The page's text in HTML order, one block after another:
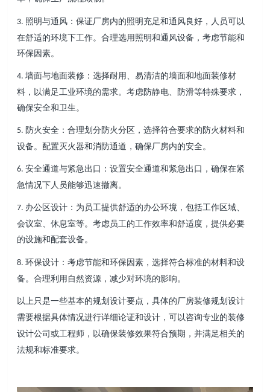
3. 照明与通风：保证厂房内的照明充足和通风良好，人员可以
在舒适的环境下工作。合理选用照明和通风设备，考虑节能和
环保因素。
4.墙面与地面装修：选择耐用、易清洁的墙面和地面装修材
料，以满足工业环境的需求。考虑防静电、防滑等特殊要求，
确保安全和卫生。
5. 防火安全：合理划分防火分区，选择符合要求的防火材料和
设备。配置灭火器和消防通道，确保厂房内的安全。
6.安全通道与紧急出口：设置安全通道和紧急出口，确保在紧
急情况下人员能够迅速撤离。
7. 办公区设计：为员工提供舒适的办公环境，包括工作区域、
会议室、休息室等。考虑员工的工作效率和舒适度，提供必要
的设施和配套设备。
8.环保设计：考虑节能和环保因素，选择符合标准的材料和设
备。合理利用自然资源，减少对环境的影响。
以上只是一些基本的规划设计要点，具体的厂房装修规划设计
需要根据具体情况进行详细论证和设计，可以咨询专业的装修
设计公司或工程师，以确保装修效果符合预期，并满足相关的
法规和标准要求。